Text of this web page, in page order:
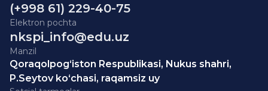
(+998 61) 229-40-75
Elektron pochta
nkspi_info@edu.uz
Manzil
Qoraqolpog‘iston Respublikasi, Nukus shahri,
P.Seytov ko‘chasi, raqamsiz uy